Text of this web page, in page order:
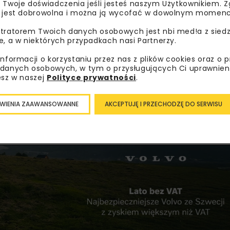
kształt spodka. Budimex zadbał o detale
zostało odwzorowanych i umieszczonych w ich
na Kołach” w Busku Zdrój.
systemu informacji dla pasażera i przebudowę
km kabli i przewodów oraz około 2700 sztuk opraw
pory dnia czy natężenia ruchu pasażerskiego –
około 9 mkw. Sprowadzono je specjalnie ze Stanów
–dodajeGrzegorz Tomporowski
doświadczenia jeśli jesteś naszym Użytkownikiem.
dobrowolna i można ją wycofać w dowolnym
Twoich danych osobowych jest nbi med!a z
a w niektórych przypadkach nasi Partnerzy.
o korzystaniu przez nas z plików cookies oraz o
osobowych, w tym o przysługujących Ci
w naszej Polityce prywatności.
AKCEPTUJĘ I PRZECHODZĘ DO SERWISU
ZAAWANSOWANNE